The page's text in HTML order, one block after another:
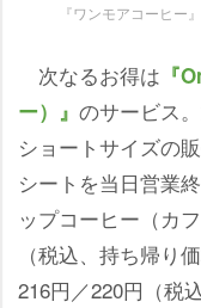
『ワンモアコーヒー
次なるお得は 『
ー）』 のサービス
ショートサイズの
シートを当日営業
ップコーヒー（カ
（税込、持ち帰り
216円／220円（税